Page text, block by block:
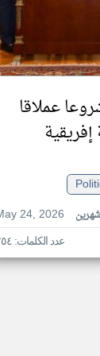
عملاقا
24, 2026
عدد الكلمات: ٢٥٤